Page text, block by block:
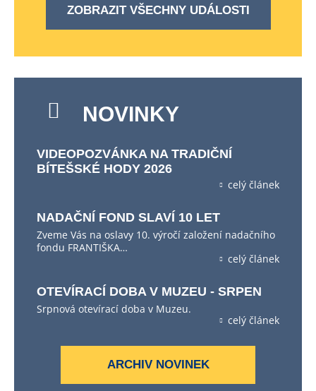
ZOBRAZIT VŠECHNY UDÁLOSTI
NOVINKY
VIDEOPOZVÁNKA NA TRADIČNÍ
BÍTEŠSKÉ HODY 2026
celý článek
NADAČNÍ FOND SLAVÍ 10 LET
Zveme Vás na oslavy 10. výročí založení nadačního
fondu FRANTIŠKA…
celý článek
OTEVÍRACÍ DOBA V MUZEU - SRPEN
Srpnová otevírací doba v Muzeu.
celý článek
ARCHIV NOVINEK